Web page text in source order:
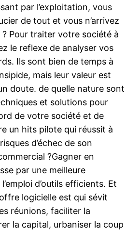
par l’exploitation, vous
de tout et vous n’arrivez
Pour traiter votre société à
le reflexe de analyser vos
Ils sont bien de temps à
mais leur valeur est
doute. de quelle nature sont
et solutions pour
de votre société et de
un hits pilote qui réussit à
d’échec de son
?Gagner en
par une meilleure
d’outils efficients. Et
logicielle est qui sévit
réunions, faciliter la
la capital, urbaniser la coup